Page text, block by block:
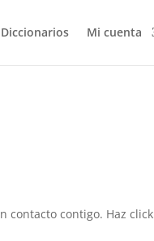
Diccionarios Mi cuenta
contacto contigo. Haz click